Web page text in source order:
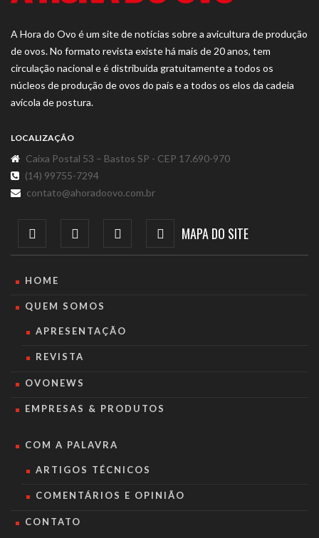
A Hora do Ovo é um site de notícias sobre a avicultura de produção
de ovos. No formato revista existe há mais de 20 anos, tem
circulação nacional e é distribuída gratuitamente a todos os
núcleos de produção de ovos do país e a todos os elos da cadeia
avícola de postura.
LOCALIZAÇÃO
Caixa Postal 53 – Bastos SP - CEP 17.690-970
(14) 99755-7294
contato@ahoradoovo.com.br
MAPA DO SITE
HOME
QUEM SOMOS
APRESENTAÇÃO
REVISTA
OVONEWS
EMPRESAS & PRODUTOS
COM A PALAVRA
ARTIGOS TÉCNICOS
COMENTÁRIOS E OPINIÃO
CONTATO